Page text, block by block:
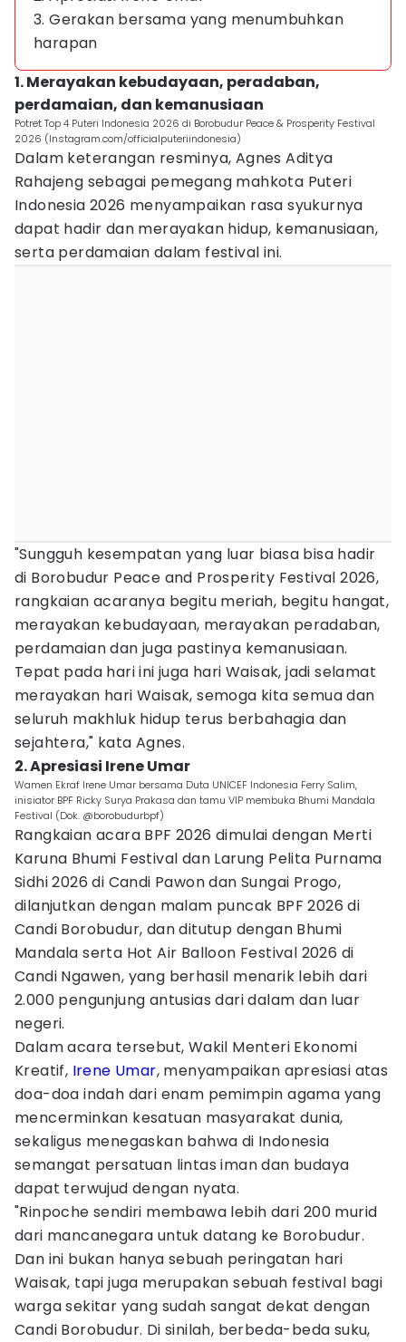
3. Gerakan bersama yang menumbuhkan
harapan
1. Merayakan kebudayaan, peradaban,
perdamaian, dan kemanusiaan
Potret Top 4 Puteri Indonesia 2026 di Borobudur Peace & Prosperity Festival
2026 (Instagram.com/officialputeriindonesia)
Dalam keterangan resminya, Agnes Aditya
Rahajeng sebagai pemegang mahkota Puteri
Indonesia 2026 menyampaikan rasa syukurnya
dapat hadir dan merayakan hidup, kemanusiaan,
serta perdamaian dalam festival ini.
"Sungguh kesempatan yang luar biasa bisa hadir
di Borobudur Peace and Prosperity Festival 2026,
rangkaian acaranya begitu meriah, begitu hangat,
merayakan kebudayaan, merayakan peradaban,
perdamaian dan juga pastinya kemanusiaan.
Tepat pada hari ini juga hari Waisak, jadi selamat
merayakan hari Waisak, semoga kita semua dan
seluruh makhluk hidup terus berbahagia dan
sejahtera," kata Agnes.
2. Apresiasi Irene Umar
Wamen Ekraf Irene Umar bersama Duta UNICEF Indonesia Ferry Salim,
inisiator BPF Ricky Surya Prakasa dan tamu VIP membuka Bhumi Mandala
Festival (Dok. @borobudurbpf)
Rangkaian acara BPF 2026 dimulai dengan Merti
Karuna Bhumi Festival dan Larung Pelita Purnama
Sidhi 2026 di Candi Pawon dan Sungai Progo,
dilanjutkan dengan malam puncak BPF 2026 di
Candi Borobudur, dan ditutup dengan Bhumi
Mandala serta Hot Air Balloon Festival 2026 di
Candi Ngawen, yang berhasil menarik lebih dari
2.000 pengunjung antusias dari dalam dan luar
negeri.
Dalam acara tersebut, Wakil Menteri Ekonomi
Kreatif, Irene Umar, menyampaikan apresiasi atas
doa-doa indah dari enam pemimpin agama yang
mencerminkan kesatuan masyarakat dunia,
sekaligus menegaskan bahwa di Indonesia
semangat persatuan lintas iman dan budaya
dapat terwujud dengan nyata.
"Rinpoche sendiri membawa lebih dari 200 murid
dari mancanegara untuk datang ke Borobudur.
Dan ini bukan hanya sebuah peringatan hari
Waisak, tapi juga merupakan sebuah festival bagi
warga sekitar yang sudah sangat dekat dengan
Candi Borobudur. Di sinilah, berbeda-beda suku,